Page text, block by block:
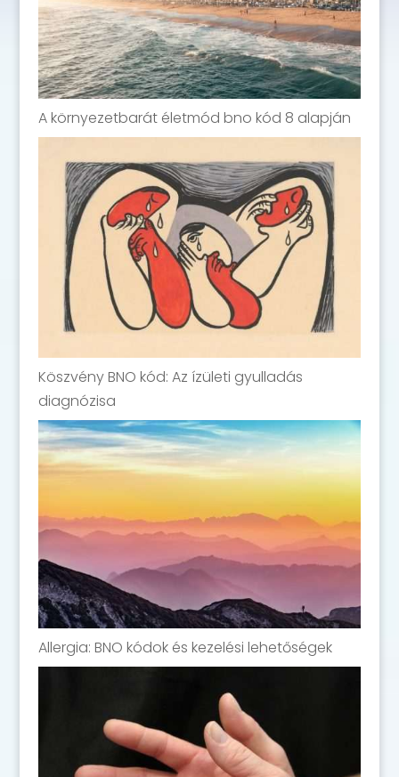
A környezetbarát életmód bno kód 8 alapján
Köszvény BNO kód: Az ízületi gyulladás
diagnózisa
Allergia: BNO kódok és kezelési lehetőségek